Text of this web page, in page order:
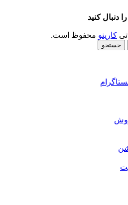
دنبال کنید
کارینو محفوظ است.
جستجو